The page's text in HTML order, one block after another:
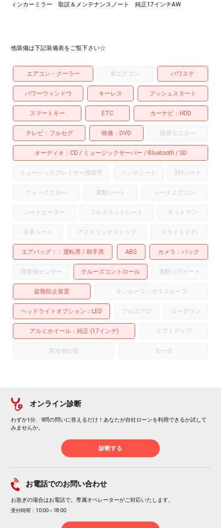
ィンカーミラー 取説＆メンテナンスノート 純正17インチAW
他装備は下記装備表をご覧下さい☆
エアコン・クーラー Wエアコン パワステ
パワーウィンドウ キーレス プッシュスタート
スマートキー ETC カーナビ HDD
テレビ フルセグ 映像 DVD 後席モニター
オーディオ CD ミュージックサーバー Bluetooth SD
ミュージックプレイヤー接続可 ベンチシート 3列シート
ウォークスルー 電動シート シートエアコン
シートヒーター フルフラットシート オットマン
本革シート アイドリングストップ スライドドア-
エアバッグ： 運転席 助手席 ABS カメラ バック
障害物センサー クルーズコントロール 電動リアゲート
盗難防止装置 サンルーフ・ガラスルーフ
ヘッドライトオプション LED フルエアロ ローダウン
アルミホイール：純正 (17インチ) リフトアップ
寒冷地仕様 ターボ
オンライン診断
わずか1分、9問の問いに答えるだけ！あなたが自社ローンを利用できるか試して
みませんか。
診断する
お電話でのお問い合わせ
お急ぎの場合はお電話で。専属オペレーターがご対応いたします。
受付時間：10:00～18:00